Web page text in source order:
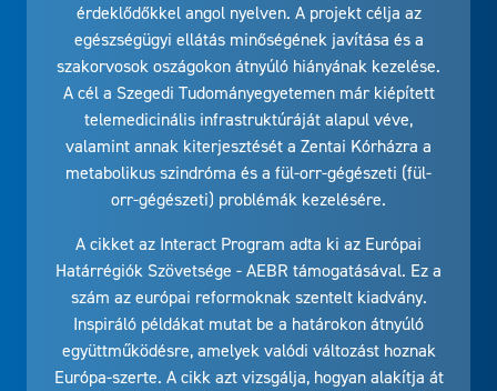
érdeklődőkkel angol nyelven. A projekt célja az
egészségügyi ellátás minőségének javítása és a
szakorvosok oszágokon átnyúló hiányának kezelése.
A cél a Szegedi Tudományegyetemen már kiépített
telemedicinális infrastruktúráját alapul véve,
valamint annak kiterjesztését a Zentai Kórházra a
metabolikus szindróma és a fül-orr-gégészeti (fül-
orr-gégészeti) problémák kezelésére.
A cikket az Interact Program adta ki az Európai
Határrégiók Szövetsége - AEBR támogatásával. Ez a
szám az európai reformoknak szentelt kiadvány.
Inspiráló példákat mutat be a határokon átnyúló
együttműködésre, amelyek valódi változást hoznak
Európa-szerte. A cikk azt vizsgálja, hogyan alakítja át